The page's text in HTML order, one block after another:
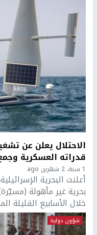
الاحتلال يعلن عن
قدراته العسكرية
1 سنة، 2 شهرين ago
أعلنت البحرية
بحرية غير مأهولة
خلال الأسابيع القليلة
شؤون دولية